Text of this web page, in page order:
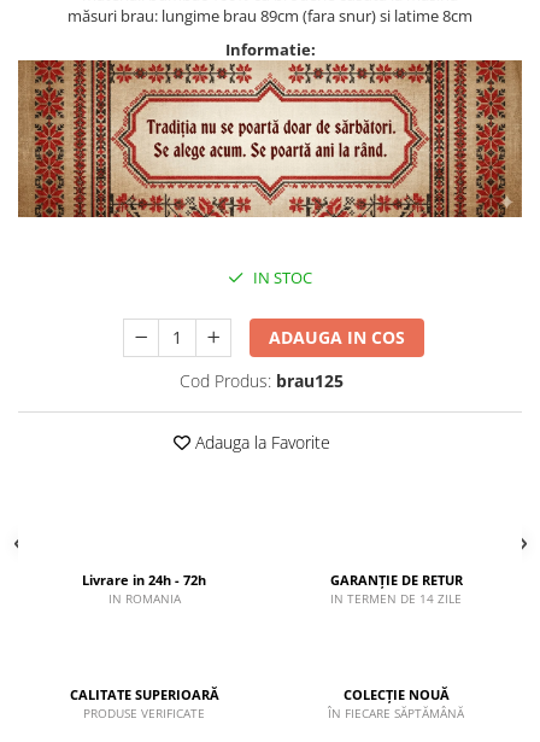
măsuri brau: lungime brau 89cm (fara snur) si latime 8cm
Informatie:
IN STOC
ADAUGA IN COS
Cod Produs: brau125
Adauga la Favorite
Livrare in 24h - 72h
IN ROMANIA
GARANȚIE DE RETUR
IN TERMEN DE 14 ZILE
CALITATE SUPERIOARĂ
PRODUSE VERIFICATE
COLECȚIE NOUĂ
ÎN FIECARE SĂPTĂMÂNĂ